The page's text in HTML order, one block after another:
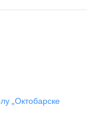
„Октобарске